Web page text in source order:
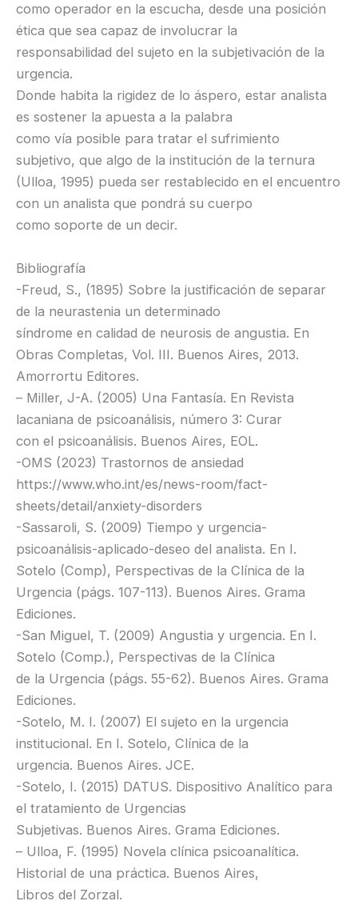
como operador en la escucha, desde una posición
ética que sea capaz de involucrar la
responsabilidad del sujeto en la subjetivación de la
urgencia.
Donde habita la rigidez de lo áspero, estar analista
es sostener la apuesta a la palabra
como vía posible para tratar el sufrimiento
subjetivo, que algo de la institución de la ternura
(Ulloa, 1995) pueda ser restablecido en el encuentro
con un analista que pondrá su cuerpo
como soporte de un decir.
Bibliografía
-Freud, S., (1895) Sobre la justificación de separar
de la neurastenia un determinado
síndrome en calidad de neurosis de angustia. En
Obras Completas, Vol. III. Buenos Aires, 2013.
Amorrortu Editores.
– Miller, J-A. (2005) Una Fantasía. En Revista
lacaniana de psicoanálisis, número 3: Curar
con el psicoanálisis. Buenos Aires, EOL.
-OMS (2023) Trastornos de ansiedad
https://www.who.int/es/news-room/fact-
sheets/detail/anxiety-disorders
-Sassaroli, S. (2009) Tiempo y urgencia-
psicoanálisis-aplicado-deseo del analista. En I.
Sotelo (Comp), Perspectivas de la Clínica de la
Urgencia (págs. 107-113). Buenos Aires. Grama
Ediciones.
-San Miguel, T. (2009) Angustia y urgencia. En I.
Sotelo (Comp.), Perspectivas de la Clínica
de la Urgencia (págs. 55-62). Buenos Aires. Grama
Ediciones.
-Sotelo, M. I. (2007) El sujeto en la urgencia
institucional. En I. Sotelo, Clínica de la
urgencia. Buenos Aires. JCE.
-Sotelo, I. (2015) DATUS. Dispositivo Analítico para
el tratamiento de Urgencias
Subjetivas. Buenos Aires. Grama Ediciones.
– Ulloa, F. (1995) Novela clínica psicoanalítica.
Historial de una práctica. Buenos Aires,
Libros del Zorzal.